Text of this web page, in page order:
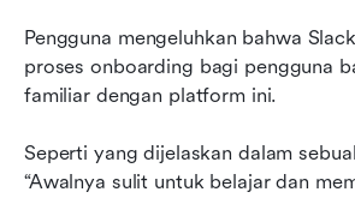
Pengguna mengeluhkan bahwa
proses onboarding bagi pengguna
familiar dengan platform ini.
Seperti yang dijelaskan dalam
“Awalnya sulit untuk belajar dan